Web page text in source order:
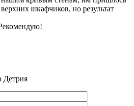
шкафчиков, но результат
Детрия